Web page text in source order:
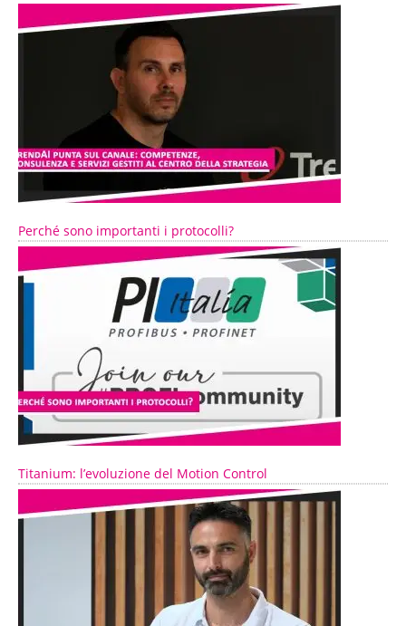
Perché sono importanti i protocolli?
Titanium: l’evoluzione del Motion Control